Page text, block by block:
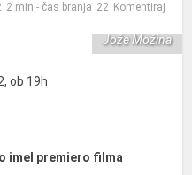
2 min - čas branja Komentiraj
Jože Možina
ob 19h
imel premiero filma